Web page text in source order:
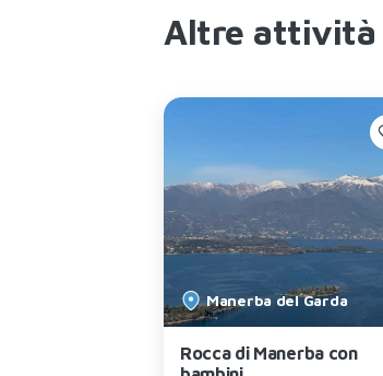
Altre attività
Manerba del Garda
Rocca di Manerba con